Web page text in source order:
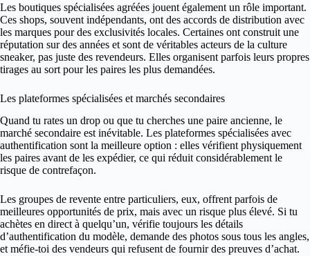
Les boutiques spécialisées agréées jouent également un rôle important.
Ces shops, souvent indépendants, ont des accords de distribution avec
les marques pour des exclusivités locales. Certaines ont construit une
réputation sur des années et sont de véritables acteurs de la culture
sneaker, pas juste des revendeurs. Elles organisent parfois leurs propres
tirages au sort pour les paires les plus demandées.
Les plateformes spécialisées et marchés secondaires
Quand tu rates un drop ou que tu cherches une paire ancienne, le
marché secondaire est inévitable. Les plateformes spécialisées avec
authentification sont la meilleure option : elles vérifient physiquement
les paires avant de les expédier, ce qui réduit considérablement le
risque de contrefaçon.
Les groupes de revente entre particuliers, eux, offrent parfois de
meilleures opportunités de prix, mais avec un risque plus élevé. Si tu
achètes en direct à quelqu’un, vérifie toujours les détails
d’authentification du modèle, demande des photos sous tous les angles,
et méfie-toi des vendeurs qui refusent de fournir des preuves d’achat.